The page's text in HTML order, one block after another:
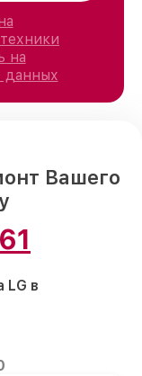
на
данных
Вашего
LG в